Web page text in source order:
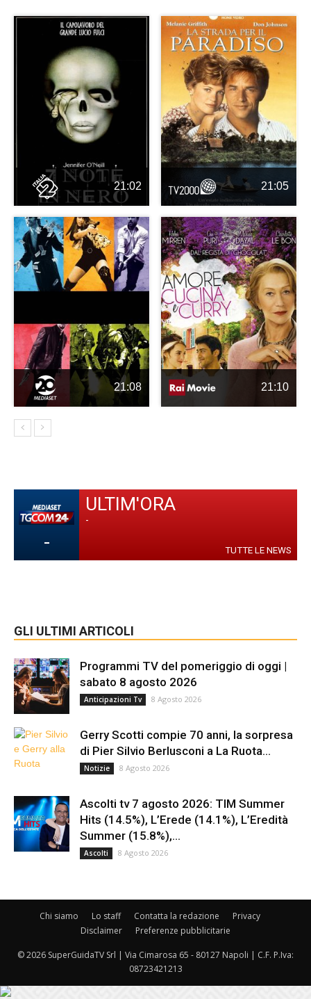
21:02 21:05
21:08 21:10
-
ULTIM'ORA
-
TUTTE LE NEWS
GLI ULTIMI ARTICOLI
Programmi TV del pomeriggio di oggi |
sabato 8 agosto 2026
Anticipazioni Tv 8 Agosto 2026
Gerry Scotti compie 70 anni, la sorpresa
di Pier Silvio Berlusconi a La Ruota...
Notizie 8 Agosto 2026
Ascolti tv 7 agosto 2026: TIM Summer
Hits (14.5%), L’Erede (14.1%), L’Eredità
Summer (15.8%),...
Ascolti 8 Agosto 2026
Chi siamo Lo staff Contatta la redazione
Privacy
Disclaimer
Preferenze pubblicitarie
© 2026 SuperGuidaTV Srl | Via Cimarosa 65 - 80127 Napoli | C.F. P.Iva:
08723421213